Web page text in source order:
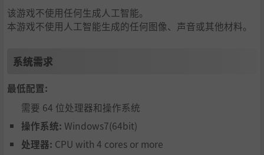
该游戏不使用任何生成人工智能。
本游戏不使用人工智能生成的任何图像、声音或其他材料。
系统需求
最低配置:
需要 64 位处理器和操作系统
操作系统: Windows7(64bit)
处理器: CPU with 4 cores or more